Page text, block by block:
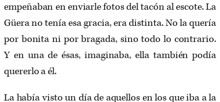
empeñaban en enviarle fotos del tacón al escote. La
Güera no tenía esa gracia, era distinta. No la quería
por bonita ni por bragada, sino todo lo contrario.
Y en una de ésas, imaginaba, ella también podía
quererlo a él.
La había visto un día de aquellos en los que iba a la